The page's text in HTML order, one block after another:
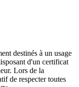
destinés à un usage
d'un certificat
Lors de la
de respecter toutes